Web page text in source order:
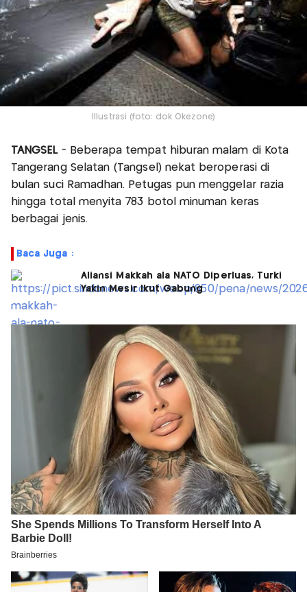
Illustrasi (foto: dok Okezone)
TANGSEL- Beberapa tempat hiburan malam di Kota
Tangerang Selatan (Tangsel) nekat beroperasi di
bulan suci Ramadhan. Petugas pun menggelar razia
hingga total menyita 783 botol minuman keras
berbagai jenis.
Baca Juga :
Aliansi Makkah ala NATO Diperluas, Turki
Yakin Mesir Ikut Gabung